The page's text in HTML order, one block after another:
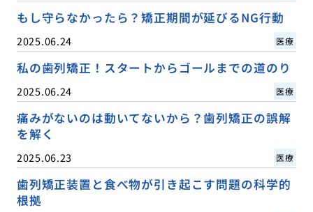
もし守らなかったら？矯正期間が延びるNG行動
2025.06.24 医療
私の歯列矯正！スタートからゴールまでの道のり
2025.06.24 医療
痛みがないのは動いてないから？歯列矯正の誤解
を解く
2025.06.23 医療
歯列矯正装置と食べ物が引き起こす問題の科学的
根拠